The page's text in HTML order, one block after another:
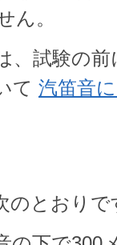
ん。
、試験の
て 汽笛音
のとおりで